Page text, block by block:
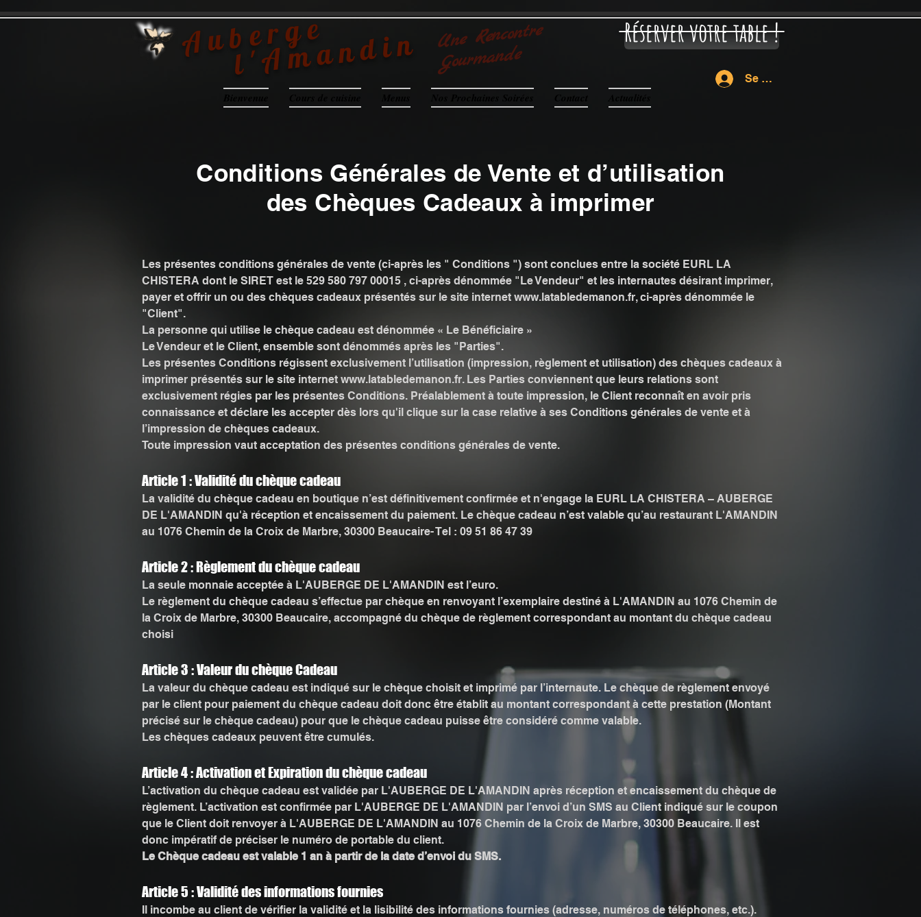
l'Amandin
Auberge Une Rencontre
Gour
mande
Réserver votre table !
Se connecter
Conditions Générales de Vente et d’utilisation
des Chèques Cadeaux à imprimer
Les présentes conditions générales de vente (ci-après les " Conditions ") sont conclues entre la société EURL LA
CHISTERA dont le SIRET est le 529 580 797 00015 , ci-après dénommée "Le Vendeur" et les internautes désirant imprimer,
payer et offrir un ou des chèques cadeaux présentés sur le site internet www.latabledemanon.fr, ci-après dénommée le
"Client".
La personne qui utilise le chèque cadeau est dénommée « Le Bénéficiaire »
Le Vendeur et le Client, ensemble sont dénommés après les "Parties".
Les présentes Conditions régissent exclusivement l’utilisation (impression, règlement et utilisation) des chèques cadeaux à
imprimer présentés sur le site internet www.latabledemanon.fr. Les Parties conviennent que leurs relations sont
exclusivement régies par les présentes Conditions. Préalablement à toute impression, le Client reconnaît en avoir pris
connaissance et déclare les accepter dès lors qu'il clique sur la case relative à ses Conditions générales de vente et à
l’impression de chèques cadeaux.
Toute impression vaut acceptation des présentes conditions générales de vente.
Article 1 : Validité du chèque cadeau
La validité du chèque cadeau en boutique n’est définitivement confirmée et n'engage la EURL LA CHISTERA – AUBERGE
DE L'AMANDIN qu'à réception et encaissement du paiement. Le chèque cadeau n’est valable qu’au restaurant L'AMANDIN
au 1076 Chemin de la Croix de Marbre, 30300 Beaucaire- Tel : 09 51 86 47 39
Article 2 : Règlement du chèque cadeau
La seule monnaie acceptée à L'AUBERGE DE L'AMANDIN est l’euro.
Le règlement du chèque cadeau s’effectue par chèque en renvoyant l’exemplaire destiné à L'AMANDIN au 1076 Chemin de
la Croix de Marbre, 30300 Beaucaire, accompagné du chèque de règlement correspondant au montant du chèque cadeau
choisi
Article 3 : Valeur du chèque Cadeau
La valeur du chèque cadeau est indiqué sur le chèque choisit et imprimé par l’internaute. Le chèque de règlement envoyé
par le client pour paiement du chèque cadeau doit donc être établit au montant correspondant à cette prestation (Montant
précisé sur le chèque cadeau) pour que le chèque cadeau puisse être considéré comme valable.
Les chèques cadeaux peuvent être cumulés.
Article 4 : Activation et Expiration du chèque cadeau
L’activation du chèque cadeau est validée par L'AUBERGE DE L'AMANDIN après réception et encaissement du chèque de
règlement. L’activation est confirmée par L'AUBERGE DE L'AMANDIN par l’envoi d’un SMS au Client indiqué sur le coupon
que le Client doit renvoyer à L'AUBERGE DE L'AMANDIN au 1076 Chemin de la Croix de Marbre, 30300 Beaucaire. Il est
donc impératif de préciser le numéro de portable du client.
Le Chèque cadeau est valable 1 an à partir de la date d’envoi du SMS.
Article 5 : Validité des informations fournies
Il incombe au client de vérifier la validité et la lisibilité des informations fournies (adresse, numéros de téléphones, etc.).